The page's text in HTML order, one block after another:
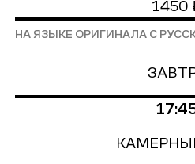
1450
НА ЯЗЫКЕ ОРИГИНАЛА С